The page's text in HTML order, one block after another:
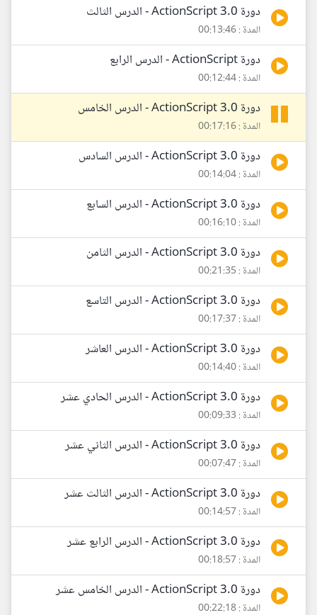
دورة ActionScript 3.0 - الدرس الثالث
المدة : 00:13:46
دورة ActionScript - الدرس الرابع
المدة : 00:12:44
دورة ActionScript 3.0 - الدرس الخامس
المدة : 00:17:16
دورة ActionScript 3.0 - الدرس السادس
المدة : 00:14:04
دورة ActionScript 3.0 - الدرس السابع
المدة : 00:16:10
دورة ActionScript 3.0 - الدرس الثامن
المدة : 00:21:35
دورة ActionScript 3.0 - الدرس التاسع
المدة : 00:17:37
دورة ActionScript 3.0 - الدرس العاشر
المدة : 00:14:40
دورة ActionScript 3.0 - الدرس الحادي عشر
المدة : 00:09:33
دورة ActionScript 3.0 - الدرس الثاني عشر
المدة : 00:07:47
دورة ActionScript 3.0 - الدرس الثالث عشر
المدة : 00:14:57
دورة ActionScript 3.0 - الدرس الرابع عشر
المدة : 00:18:57
دورة ActionScript 3.0 - الدرس الخامس عشر
المدة : 00:22:18